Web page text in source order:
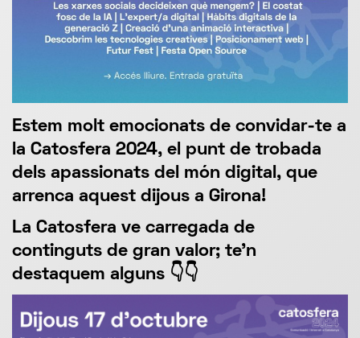
Estem molt emocionats de convidar-te a
la Catosfera 2024, el punt de trobada
dels apassionats del món digital, que
arrenca aquest dijous a Girona!
La Catosfera ve carregada de
continguts de gran valor; te'n
destaquem alguns 👇👇